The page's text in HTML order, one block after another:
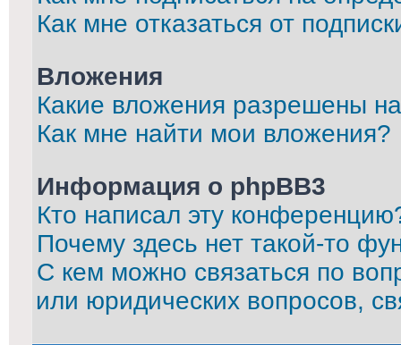
Как мне отказаться от
Вложения
Какие вложения разрешены
Как мне найти мои вложения?
Информация о phpBB3
Кто написал эту
Почему здесь нет такой-то
С кем можно связаться по
или юридических вопросов,